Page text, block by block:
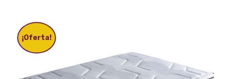
pueden
elegir
¡Oferta!